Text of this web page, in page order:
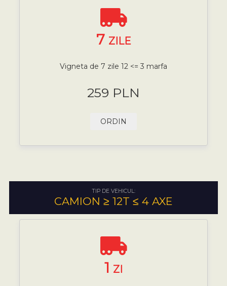
7 ZILE
Vigneta de 7 zile 12 <= 3 marfa
259 PLN
ORDIN
TIP DE VEHICUL:
CAMION ≥ 12T ≤ 4 AXE
1 ZI